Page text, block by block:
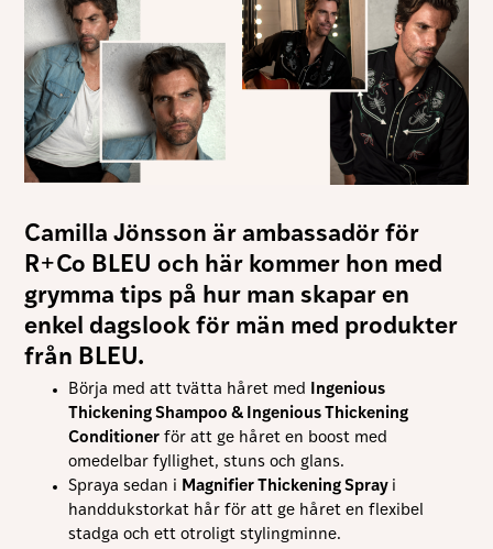
Camilla Jönsson är ambassadör för
R+Co BLEU och här kommer hon med
grymma tips på hur man skapar en
enkel dagslook för män med produkter
från BLEU.
Börja med att tvätta håret med
Ingenious
Thickening Shampoo & Ingenious Thickening
Conditioner för att ge håret en boost med
omedelbar fyllighet, stuns och glans.
Spraya sedan i Magnifier Thickening Spray i
handdukstorkat hår för att ge håret en flexibel
stadga och ett otroligt stylingminne.
Dessa kakor
går inte att
välja bort. De
behövs för att
över huvud
taget ska
fungera.